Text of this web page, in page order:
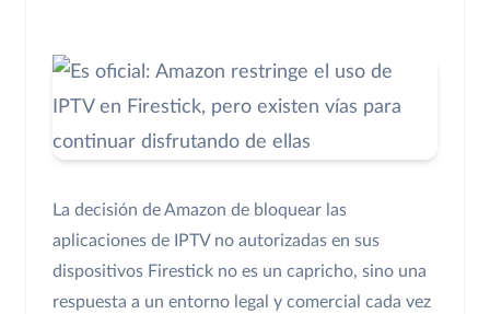
La decisión de Amazon de bloquear las
aplicaciones de IPTV no autorizadas en sus
dispositivos Firestick no es un capricho, sino una
respuesta a un entorno legal y comercial cada vez